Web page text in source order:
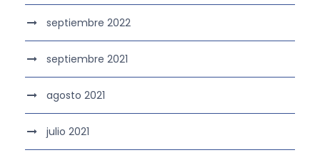
septiembre 2022
septiembre 2021
agosto 2021
julio 2021